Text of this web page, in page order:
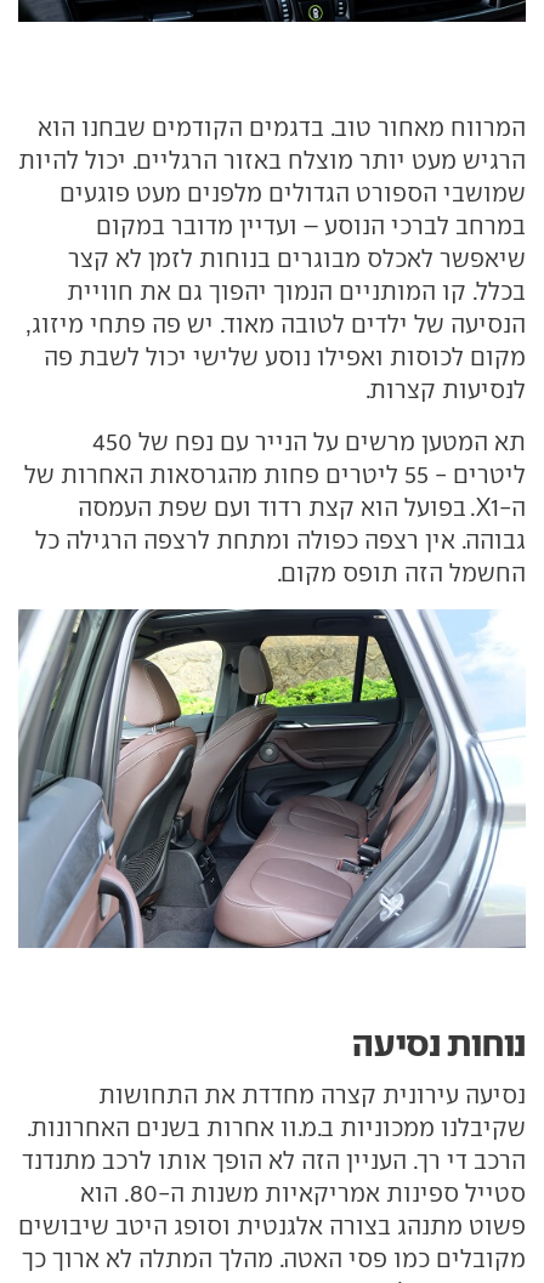
המרווח מאחור טוב. בדגמים הקודמים שבחנו הוא
הרגיש מעט יותר מוצלח באזור הרגליים. יכול להיות
שמושבי הספורט הגדולים מלפנים מעט פוגעים
במרחב לברכי הנוסע – ועדיין מדובר במקום
שיאפשר לאכלס מבוגרים בנוחות לזמן לא קצר
בכלל. קו המותניים הנמוך יהפוך גם את חוויית
הנסיעה של ילדים לטובה מאוד. יש פה פתחי מיזוג,
מקום לכוסות ואפילו נוסע שלישי יכול לשבת פה
לנסיעות קצרות.
תא המטען מרשים על הנייר עם נפח של 450
ליטרים - 55 ליטרים פחות מהגרסאות האחרות של
ה-X1. בפועל הוא קצת רדוד ועם שפת העמסה
גבוהה. אין רצפה כפולה ומתחת לרצפה הרגילה כל
החשמל הזה תופס מקום.
נוחות נסיעה
נסיעה עירונית קצרה מחדדת את התחושות
שקיבלנו ממכוניות ב.מ.וו אחרות בשנים האחרונות.
הרכב די רך. העניין הזה לא הופך אותו לרכב מתנדנד
סטייל ספינות אמריקאיות משנות ה-80. הוא
פשוט מתנהג בצורה אלגנטית וסופג היטב שיבושים
מקובלים כמו פסי האטה. מהלך המתלה לא ארוך כך